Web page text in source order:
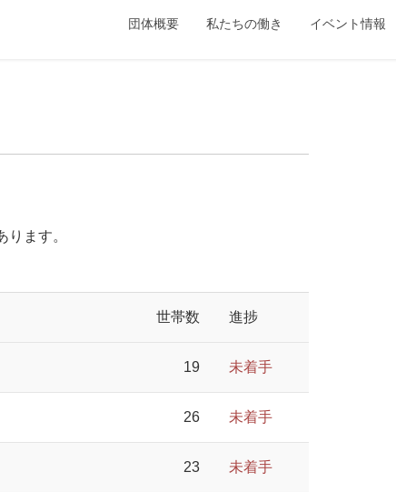
団体概要 私たちの働き イベント情報
ます。
世帯数 進捗
19 未着手
26 未着手
23 未着手